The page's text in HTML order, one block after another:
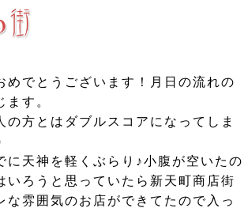
めでとうございます！月日の流れの
ます。
の方とはダブルスコアになってしま
に天神を軽くぶらり♪小腹が空いたの
いろうと思っていたら新天町商店街
な雰囲気のお店ができてたので入っ